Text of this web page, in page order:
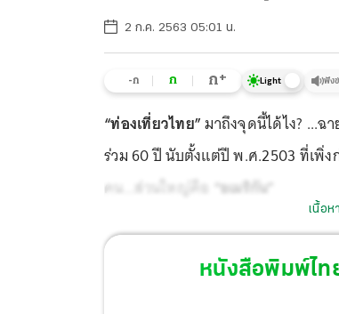
2 ก.ค. 2563 05:01 น.
-ก ก ก+ Light ฟัง
“ท่องเที่ยวไทย”มาถึงจุดนี้ได้ไง? ...ฉ
ร่วม 60 ปี นับตั้งแต่ปี พ.ศ.2503 ที่เพิ่
คน...ส่วนใหญ่คือ “อเมริกัน”
เนื้อห
หนังสือพิมพ์ไท